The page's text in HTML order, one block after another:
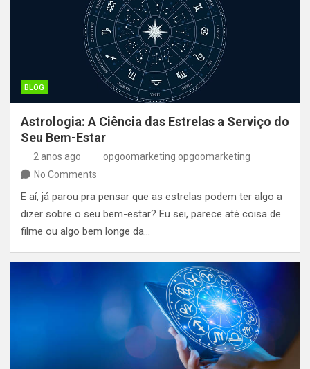
BLOG
Astrologia: A Ciência das Estrelas a Serviço do
Seu Bem-Estar
2 anos ago
opgoomarketing opgoomarketing
No Comments
E aí, já parou pra pensar que as estrelas podem ter algo a
dizer sobre o seu bem-estar? Eu sei, parece até coisa de
filme ou algo bem longe da…